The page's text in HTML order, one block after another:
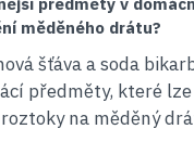
měděného drátu?
šťáva a soda
předměty, které
na měděný